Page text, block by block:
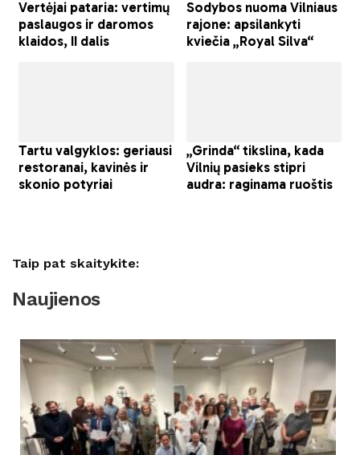
Taip pat skaitykite:
Naujienos